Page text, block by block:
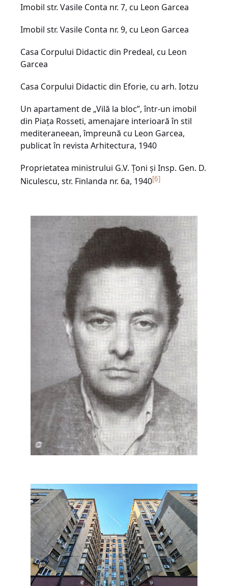
Imobil str. Vasile Conta nr. 7, cu Leon Garcea
Imobil str. Vasile Conta nr. 9, cu Leon Garcea
Casa Corpului Didactic din Predeal, cu Leon
Garcea
Casa Corpului Didactic din Eforie, cu arh. Iotzu
Un apartament de „Vilă la bloc”, într-un imobil
din Piața Rosseti, amenajare interioară în stil
mediteraneean, împreună cu Leon Garcea,
publicat în revista Arhitectura, 1940
Proprietatea ministrului G.V. Țoni și Insp. Gen. D.
Niculescu, str. Finlanda nr. 6a, 1940[6]